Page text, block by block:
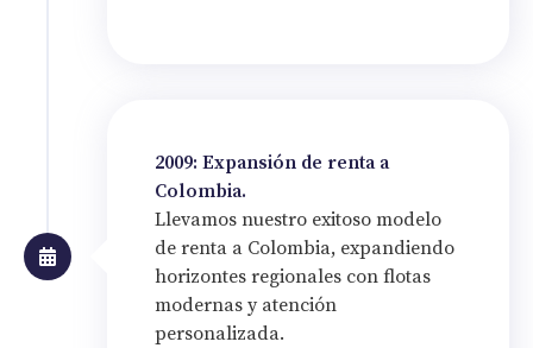
2009: Expansión de renta a
Colombia.
Llevamos nuestro exitoso modelo
de renta a Colombia, expandiendo
horizontes regionales con flotas
modernas y atención
personalizada.